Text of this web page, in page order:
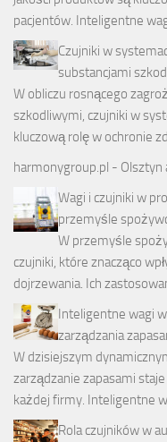
pacjentów. Inteligentne
Czujniki w
substancjami
W obliczu rosnącego
szkodliwymi, czujniki w
kluczową rolę w ochronie
harmonygroup.pl - Olsztyn
Wagi i czujniki w
przemyśle
W przemyśle
czujniki, które znacząco
dojrzewania. Ich
Inteligentne wagi
zarządzania
W dzisiejszym
zarządzanie zapasami
każdej firmy. Inteligentne
Rola czujników w